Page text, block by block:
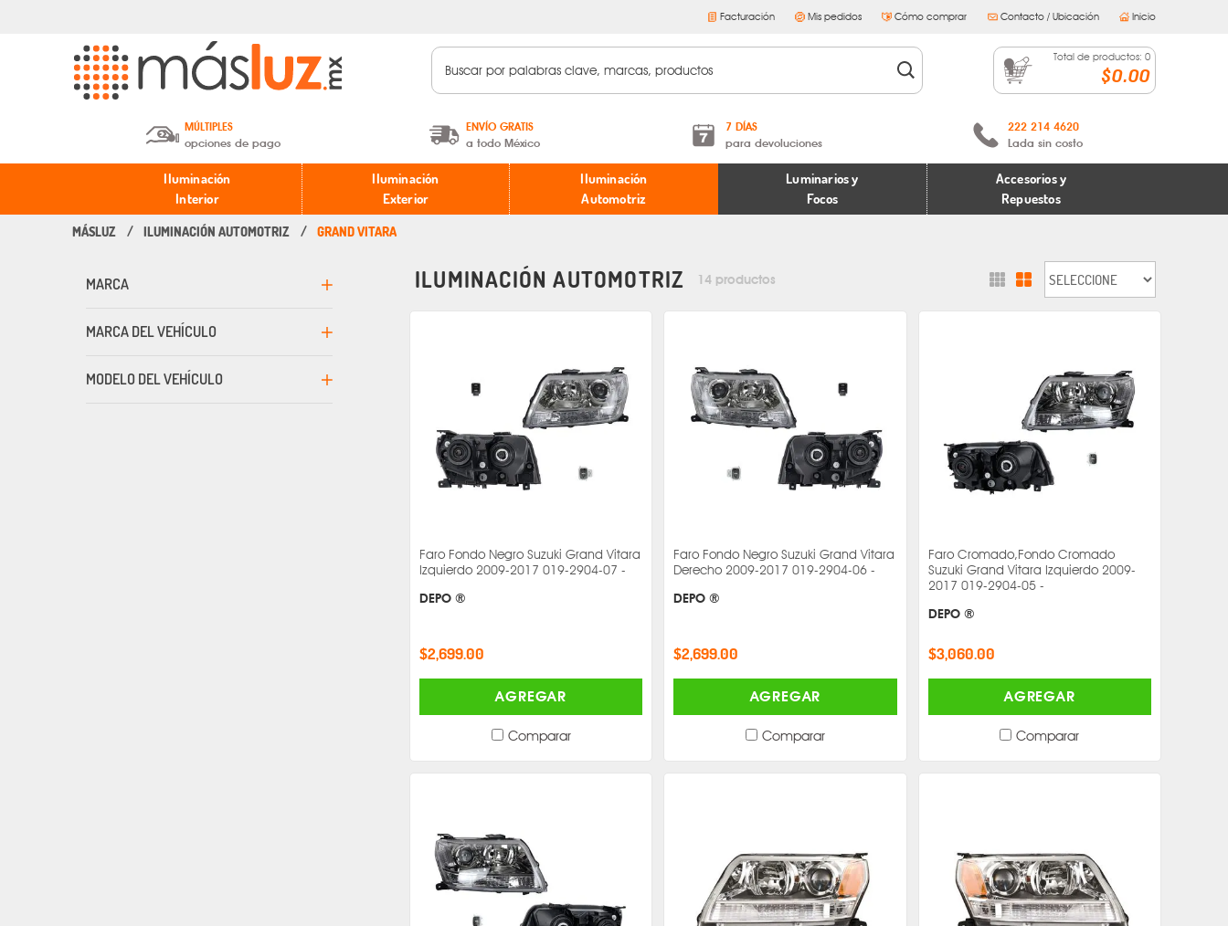
Facturación Mis pedidos Cómo comprar Contacto / Ubicación Inicio
Total de productos: 0
$0.00
MÚLTIPLES
opciones de pago
Depósito en efectivo o Cheque y
Transferencia.
ENVÍO GRATIS
a todo México
A partir de $599 MXN.
* Aplican restricciones
7 DÍAS
para devoluciones
Términos y condiciones
Políticas de devoluciones
222 214 4620
Lada sin costo
Iluminación
Interior
Iluminación
Exterior
Iluminación
Automotriz
Luminarios y
Focos
Accesorios y
Repuestos
ILUMINACIÓN AUTOMOTRIZ GRAND VITARA
MARCA
MARCA DEL VEHÍCULO
MODELO DEL VEHÍCULO
ILUMINACIÓN AUTOMOTRIZ 14 productos
Faro Fondo Negro Suzuki Grand Vitara
Izquierdo 2009-2017 019-2904-07 -
DEPO ®
$2,699.00
AGREGAR
Comparar
Faro Fondo Negro Suzuki Grand Vitara
Derecho 2009-2017 019-2904-06 -
DEPO ®
$2,699.00
AGREGAR
Comparar
Faro Cromado,Fondo Cromado
Suzuki Grand Vitara Izquierdo 2009-
2017 019-2904-05 -
DEPO ®
$3,060.00
AGREGAR
Comparar